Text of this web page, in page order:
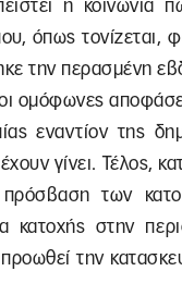
η κοινωνία
όπως τονίζεται,
την περασμένη
ομόφωνες
εναντίον της
γίνει. Τέλος,
των
κατοχής στην
την